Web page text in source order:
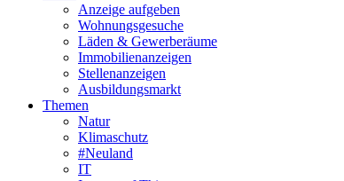
Anzeige aufgeben
Wohnungsgesuche
Läden & Gewerberäume
Immobilienanzeigen
Stellenanzeigen
Ausbildungsmarkt
Themen
Natur
Klimaschutz
#Neuland
IT